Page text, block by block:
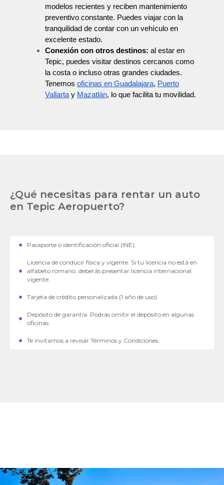
modelos recientes y reciben mantenimiento
preventivo constante. Puedes viajar con la
tranquilidad de contar con un vehículo en
excelente estado.
Conexión con otros destinos: al estar en
Tepic, puedes visitar destinos cercanos como
la costa o incluso otras grandes ciudades.
Tenemos oficinas en Guadalajara, Puerto
Vallarta y Mazatlán, lo que facilita tu movilidad.
¿Qué necesitas para rentar un auto
en Tepic Aeropuerto?
Pasaporte o identificación oficial (INE).
Licencia de conducir física y vigente. Si tu licencia no está en
alfabeto romano, deberás presentar licencia internacional
vigente.
Tarjeta de crédito personalizada (1 año de uso).
Depósito de garantía. Podrás omitir el depósito en algunas
oficinas.
Te invitamos a revisar Términos y Condiciones.